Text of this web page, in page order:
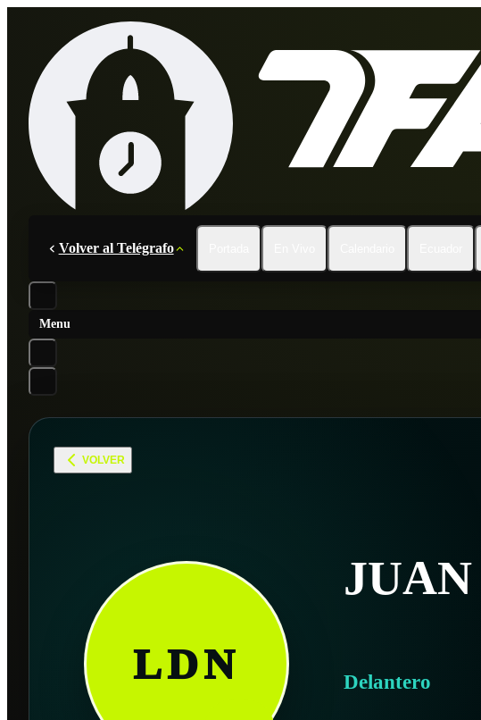
Volver al Telégrafo
Menu
VOLVER
LDN
JUAN
Delantero